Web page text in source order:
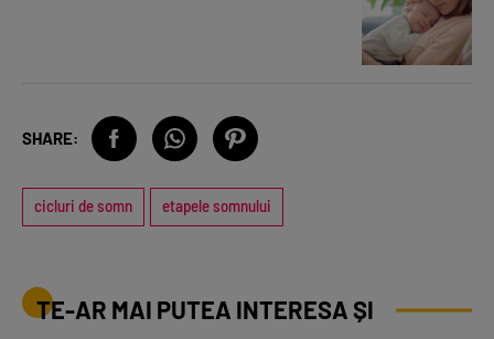
SHARE:
cicluri de somn etapele somnului
TE-AR MAI PUTEA INTERESA ȘI